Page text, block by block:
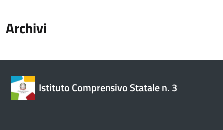
Archivi
Istituto Comprensivo Statale n. 3